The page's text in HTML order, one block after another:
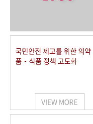
국민안전 제고를 위한 의약
품‧식품 정책 고도화
VIEW MORE